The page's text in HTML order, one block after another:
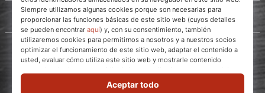
Servicio al cliente